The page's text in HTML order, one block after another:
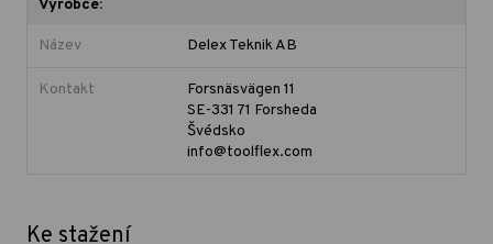
Výrobce:
Název Delex Teknik AB
Kontakt
Forsnäsvägen 11
SE-331 71 Forsheda
Švédsko
info@toolflex.com
Ke stažení